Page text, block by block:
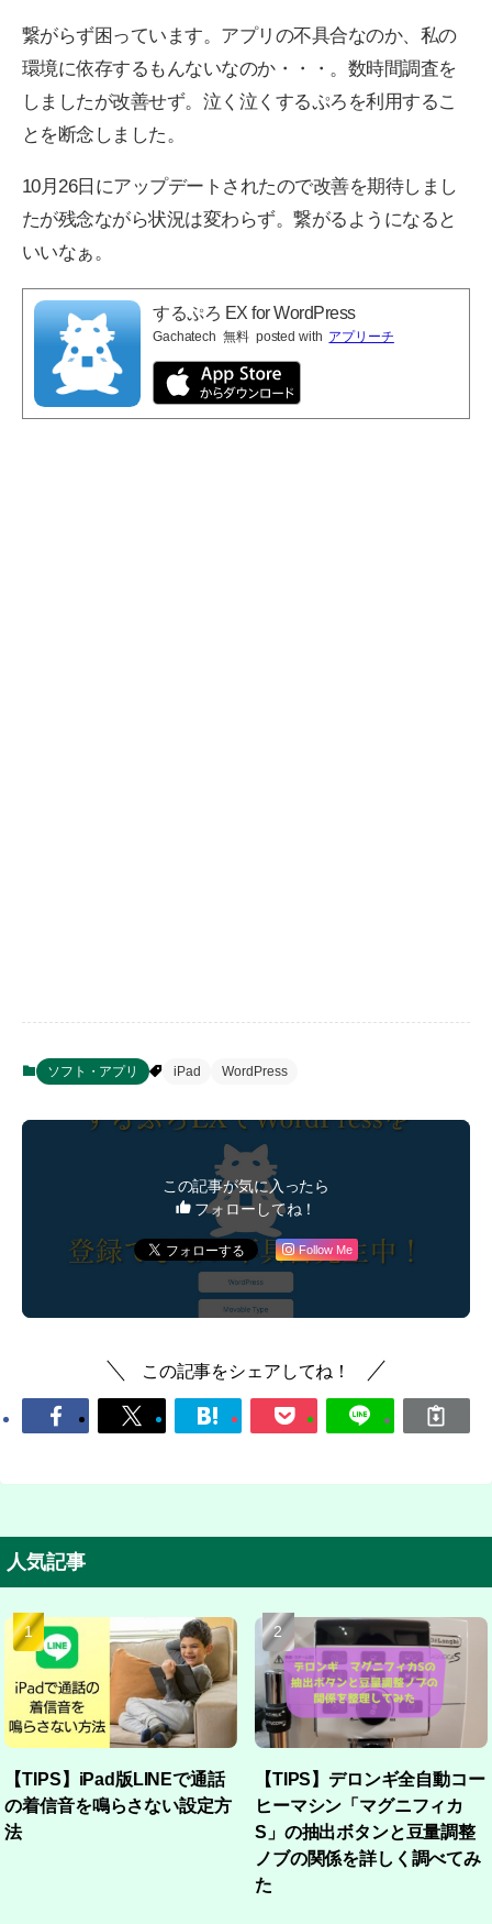
繋がらず困っています。アプリの不具合なのか、私の
環境に依存するもんないなのか・・・。数時間調査を
しましたが改善せず。泣く泣くするぷろを利用するこ
とを断念しました。
10月26日にアップデートされたので改善を期待しまし
たが残念ながら状況は変わらず。繋がるようになると
いいなぁ。
するぷろ EX for WordPress
Gachatech 無料 posted with アプリーチ
ソフト・アプリ iPad WordPress
この記事が気に入ったら
フォローしてね！
Follow Me
この記事をシェアしてね！
人気記事
【TIPS】iPad版LINEで通話
の着信音を鳴らさない設定方
法
【TIPS】デロンギ全自動コー
ヒーマシン「マグニフィカ
S」の抽出ボタンと豆量調整
ノブの関係を詳しく調べてみ
た